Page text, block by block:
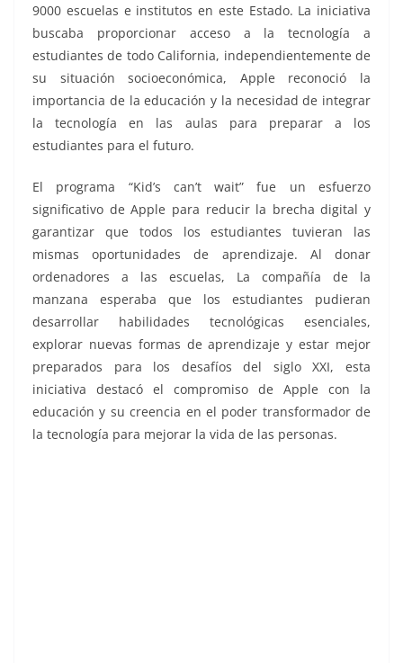
9000 escuelas e institutos en este Estado. La iniciativa
buscaba proporcionar acceso a la tecnología a
estudiantes de todo California, independientemente de
su situación socioeconómica, Apple reconoció la
importancia de la educación y la necesidad de integrar
la tecnología en las aulas para preparar a los
estudiantes para el futuro.
El programa “Kid’s can’t wait” fue un esfuerzo
significativo de Apple para reducir la brecha digital y
garantizar que todos los estudiantes tuvieran las
mismas oportunidades de aprendizaje. Al donar
ordenadores a las escuelas, La compañía de la
manzana esperaba que los estudiantes pudieran
desarrollar habilidades tecnológicas esenciales,
explorar nuevas formas de aprendizaje y estar mejor
preparados para los desafíos del siglo XXI, esta
iniciativa destacó el compromiso de Apple con la
educación y su creencia en el poder transformador de
la tecnología para mejorar la vida de las personas.